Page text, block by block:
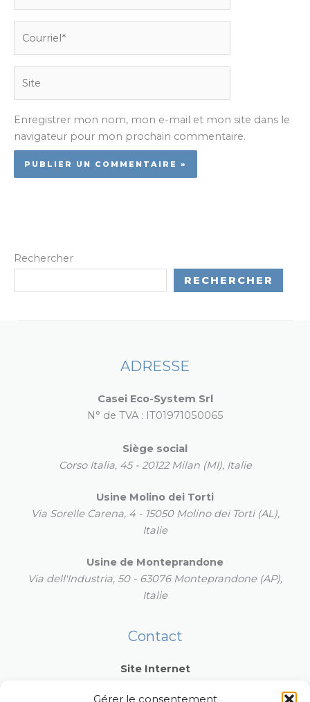
Gérer le consentement
Enregistrer mon nom, mon e-mail et mon site dans le
navigateur pour mon prochain commentaire.
Rechercher
RECHERCHER
ADRESSE
Casei Eco-System Srl
N° de TVA : IT01971050065
Siège social
Corso Italia, 45 - 20122 Milan (MI), Italie
Usine Molino dei Torti
Via Sorelle Carena, 4 - 15050 Molino dei Torti (AL),
Italie
Usine de Monteprandone
Via dell'Industria, 50 - 63076 Monteprandone (AP),
Italie
Contact
Site Internet